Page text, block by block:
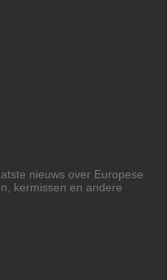
nieuws over Europese
kermissen en andere